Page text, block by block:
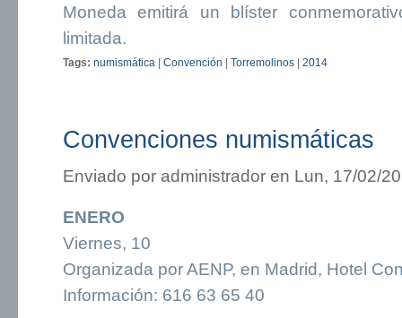
Moneda emitirá un blíster
limitada.
Tags: numismática | Convención | Torremolinos | 2014
Convenciones numismáticas
Enviado por administrador en Lun, 17/02/
ENERO
Viernes, 10
Organizada por AENP, en Madrid, Hotel
Información: 616 63 65 40